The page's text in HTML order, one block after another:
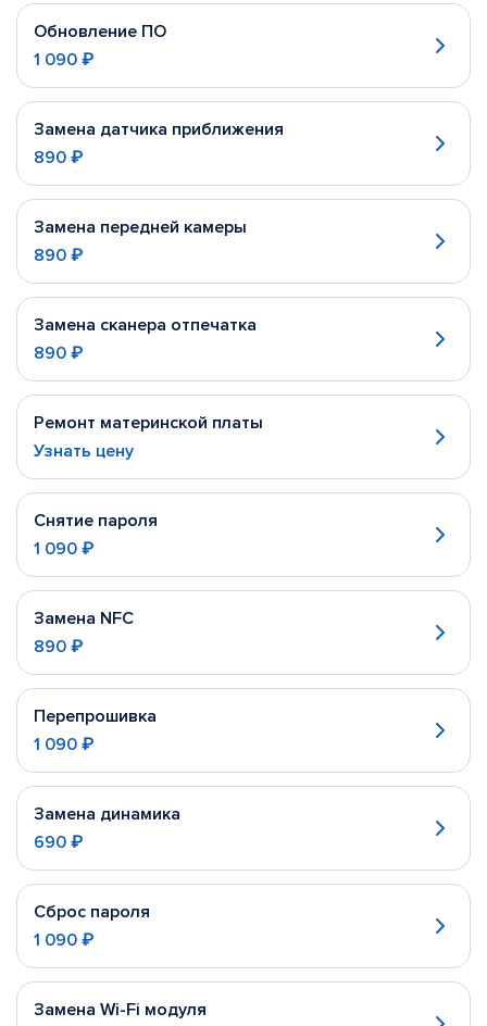
Обновление ПО
1 090 ₽
Замена датчика приближения
890 ₽
Замена передней камеры
890 ₽
Замена сканера отпечатка
890 ₽
Ремонт материнской платы
Узнать цену
Снятие пароля
1 090 ₽
Замена NFC
890 ₽
Перепрошивка
1 090 ₽
Замена динамика
690 ₽
Сброс пароля
1 090 ₽
Замена Wi-Fi модуля